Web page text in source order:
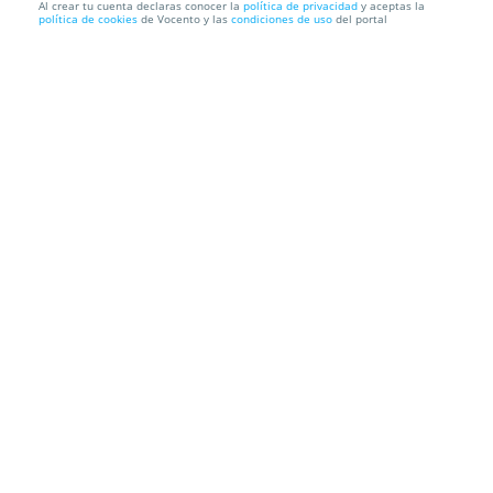
Sesión de terapia Wellness de Hidrógeno-Oxígeno
Al crear tu cuenta declaras conocer la política de privacidad y aceptas la
política de cookies de Vocento y las condiciones de uso del portal